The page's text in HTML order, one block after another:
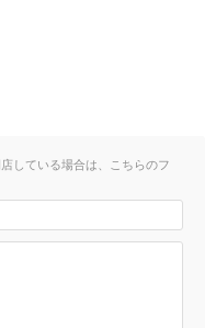
している場合は、こちらのフ